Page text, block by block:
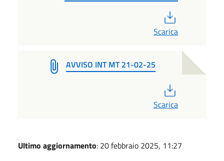
Scarica
AVVISO INT MT 21-02-25
Scarica
Ultimo aggiornamento: 20 febbraio 2025, 11:27